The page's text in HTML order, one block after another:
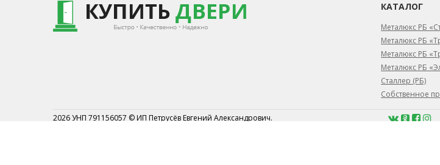
КАТАЛОГ
Металюкс РБ
Металюкс РБ
Металюкс РБ
Металюкс РБ
Сталлер (РБ)
Собственное
2026 УНП 791156057 © ИП Петрусёв Евгений Александрович.